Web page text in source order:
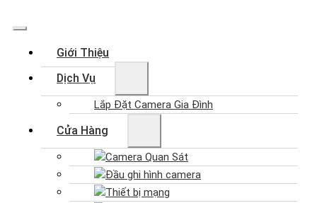
Giới Thiệu
Dịch Vụ
Lắp Đặt Camera Gia Đình
Cửa Hàng
Camera Quan Sát
Đầu ghi hình camera
Thiết bị mạng